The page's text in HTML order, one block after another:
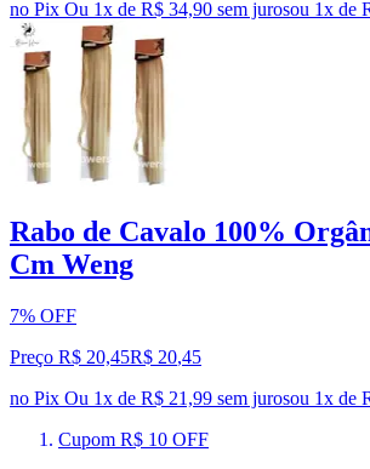
no Pix Ou 1x de R$ 34,90 sem jurosou 1x de
Rabo de Cavalo 100%
Cm Weng
7% OFF
Preço R$ 20,45R$ 20,45
no Pix Ou 1x de R$ 21,99 sem jurosou 1x de
Cupom R$ 10 OFF